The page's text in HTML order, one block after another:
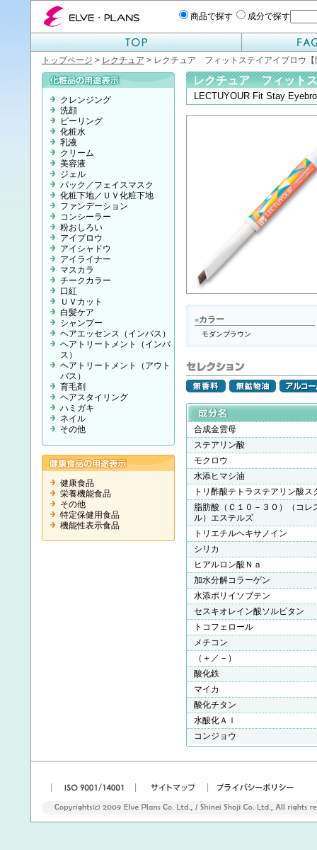
エルベプランズ ELVE-PLANS
商品で探す 成分で探す
トップページ > レクチュア > レクチュア フィットステイアイブロウ【
レクチュア フィット
LECTUYOUR Fit Stay
■カラー
モダンブラウン
合成金雲母
ステアリン酸
モクロウ
水添ヒマシ油
トリ酢酸テトラステアリン酸ス
脂肪酸（Ｃ１０－３０）（コレ
ル）エステルズ
トリエチルヘキサノイン
シリカ
ヒアルロン酸Ｎａ
加水分解コラーゲン
水添ポリイソブテン
セスキオレイン酸ソルビタン
トコフェロール
メチコン
（＋／－）
酸化鉄
マイカ
酸化チタン
水酸化Ａｌ
コンジョウ
クレンジング
洗顔
ピーリング
化粧水
乳液
クリーム
美容液
ジェル
パック／フェイスマスク
化粧下地／ＵＶ化粧下地
ファンデーション
コンシーラー
粉おしろい
アイブロウ
アイシャドウ
アイライナー
マスカラ
チークカラー
口紅
ＵＶカット
白髪ケア
シャンプー
ヘアエッセンス（インバス）
ヘアトリートメント（インバ
ス）
ヘアトリートメント（アウト
バス）
育毛剤
ヘアスタイリング
ハミガキ
ネイル
その他
健康食品
栄養機能食品
その他
特定保健用食品
機能性表示食品
|